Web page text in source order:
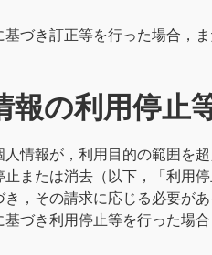
づき訂正等を行った場合，
の利用停止等
人情報が，利用目的の範囲を
または消去（以下，「利用
，その請求に応じる必要が
づき利用停止等を行った場